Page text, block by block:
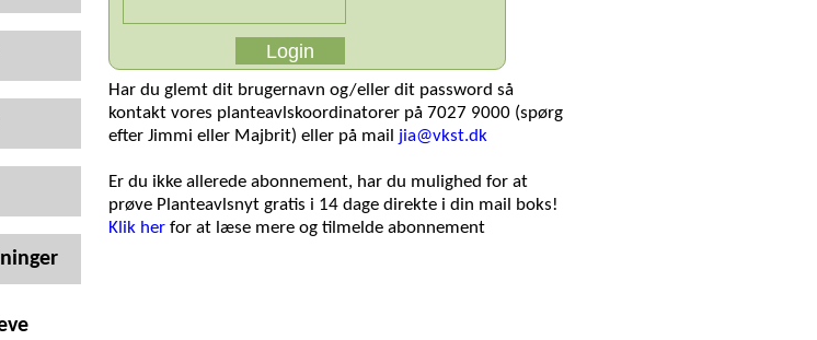
Har du glemt dit brugernavn og/eller dit password så
kontakt vores planteavlskoordinatorer på 7027 9000 (spørg
efter Jimmi eller Majbrit) eller på mail jia@vkst.dk
Er du ikke allerede abonnement, har du mulighed for at
prøve Planteavlsnyt gratis i 14 dage direkte i din mail boks!
Klik herfor at læse mere og tilmelde abonnement